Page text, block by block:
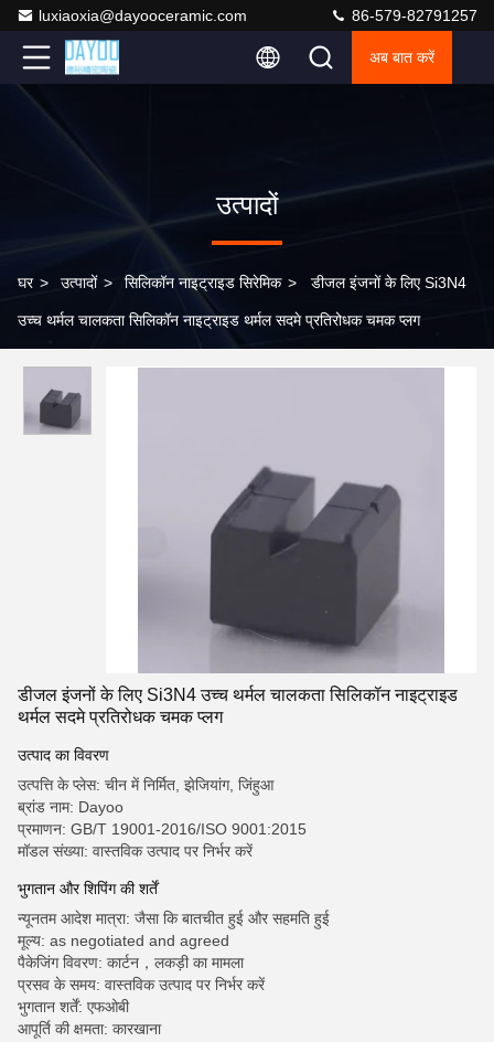
luxiaoxia@dayooceramic.com 86-579-82791257
अब बात करें
उत्पादों
घर > उत्पादों > सिलिकॉन नाइट्राइड सिरेमिक > डीजल इंजनों के लिए Si3N4
उच्च थर्मल चालकता सिलिकॉन नाइट्राइड थर्मल सदमे प्रतिरोधक चमक प्लग
डीजल इंजनों के लिए Si3N4 उच्च थर्मल चालकता सिलिकॉन नाइट्राइड
थर्मल सदमे प्रतिरोधक चमक प्लग
उत्पाद का विवरण
उत्पत्ति के प्लेस: चीन में निर्मित, झेजियांग, जिंहुआ
ब्रांड नाम: Dayoo
प्रमाणन: GB/T 19001-2016/ISO 9001:2015
मॉडल संख्या: वास्तविक उत्पाद पर निर्भर करें
भुगतान और शिपिंग की शर्तें
न्यूनतम आदेश मात्रा: जैसा कि बातचीत हुई और सहमति हुई
मूल्य: as negotiated and agreed
पैकेजिंग विवरण: कार्टन，लकड़ी का मामला
प्रसव के समय: वास्तविक उत्पाद पर निर्भर करें
भुगतान शर्तें: एफओबी
आपूर्ति की क्षमता: कारखाना